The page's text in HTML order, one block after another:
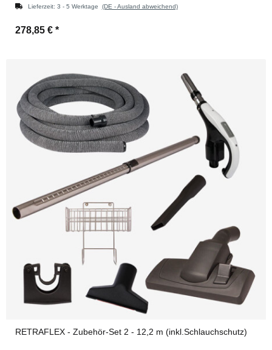
Lieferzeit: 3 - 5 Werktage (DE - Ausland abweichend)
278,85 € *
RETRAFLEX - Zubehör-Set 2 - 12,2 m (inkl.Schlauchschutz)